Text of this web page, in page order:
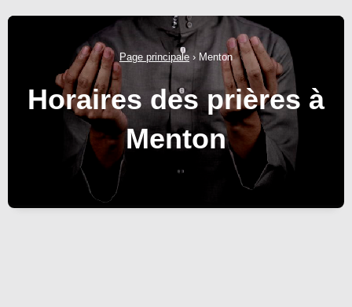
Page principale › Menton
Horaires des prières à
Menton